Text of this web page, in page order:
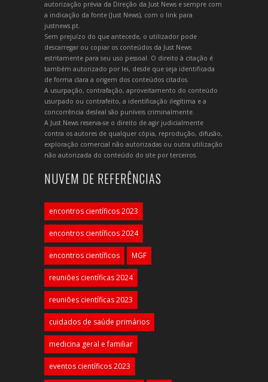
autorização prévia da Direção da Just News e sempre com
a indicação da fonte (Just News), com o link para
justnews.pt.
Sem prejuízo do que antecede, o utilizador pode
descarregar ou copiar os conteúdos da Just News
estritamente para seu uso pessoal. O direito à citação é
também autorizado por lei, desde que seja identificada
de forma clara a origem dos conteúdos citados.
A usurpação, contrafação, aproveitamento do conteúdo
usurpado ou contrafeito, a identificação ilegítima e a
concorrência desleal são puníveis criminalmente.
A Just News reserva-se o direito de agir judicialmente
contra os autores de qualquer cópia, reprodução, difusão,
exploração comercial não autorizadas ou outra utilização
não autorizada do conteúdo do site por terceiros.
NUVEM DE REFERÊNCIAS
encontros científicos 2023
encontros científicos 2024
encontros científicos MGF
reuniões científicas 2024
reuniões científicas 2023
cuidados de saúde primários
medicina geral e familiar
eventos científicos 2023